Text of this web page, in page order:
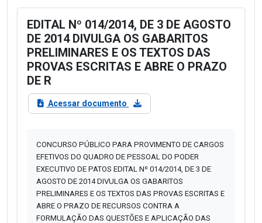
EDITAL Nº 014/2014, DE 3 DE AGOSTO
DE 2014 DIVULGA OS GABARITOS
PRELIMINARES E OS TEXTOS DAS
PROVAS ESCRITAS E ABRE O PRAZO
DE R
Acessar documento
CONCURSO PÚBLICO PARA PROVIMENTO DE CARGOS
EFETIVOS DO QUADRO DE PESSOAL DO PODER
EXECUTIVO DE PATOS EDITAL Nº 014/2014, DE 3 DE
AGOSTO DE 2014 DIVULGA OS GABARITOS
PRELIMINARES E OS TEXTOS DAS PROVAS ESCRITAS E
ABRE O PRAZO DE RECURSOS CONTRA A
FORMULAÇÃO DAS QUESTÕES E APLICAÇÃO DAS